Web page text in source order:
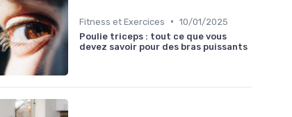
Fitness et Exercices • 10/01/2025
Poulie triceps : tout ce que vous
devez savoir pour des bras puissants